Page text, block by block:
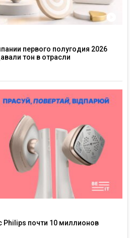
первого полугодия 2026
тон в отрасли
Philips почти 10 миллионов